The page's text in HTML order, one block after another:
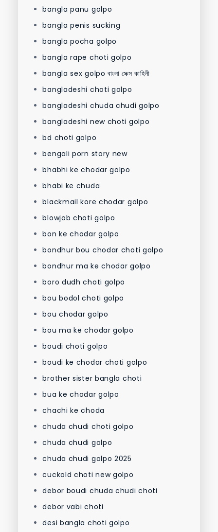
bangla panu golpo
bangla penis sucking
bangla pocha golpo
bangla rape choti golpo
bangla sex golpo বাংলা সেক্স কাহিনী
bangladeshi choti golpo
bangladeshi chuda chudi golpo
bangladeshi new choti golpo
bd choti golpo
bengali porn story new
bhabhi ke chodar golpo
bhabi ke chuda
blackmail kore chodar golpo
blowjob choti golpo
bon ke chodar golpo
bondhur bou chodar choti golpo
bondhur ma ke chodar golpo
boro dudh choti golpo
bou bodol choti golpo
bou chodar golpo
bou ma ke chodar golpo
boudi choti golpo
boudi ke chodar choti golpo
brother sister bangla choti
bua ke chodar golpo
chachi ke choda
chuda chudi choti golpo
chuda chudi golpo
chuda chudi golpo 2025
cuckold choti new golpo
debor boudi chuda chudi choti
debor vabi choti
desi bangla choti golpo